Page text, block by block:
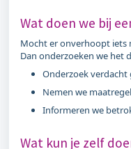
Wat doen we bij
Mocht er onverhoopt iets
Dan onderzoeken we het
Onderzoek
Nemen we
Informeren we
Wat kun je zelf